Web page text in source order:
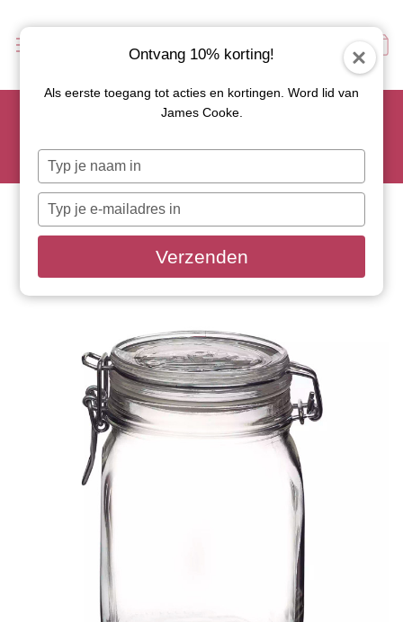
Scoor je favoriete tapasservies nu met 15% korting en
Let op: de actie geldt alleen op geselecteerde artikelen met
Ontvang 10% korting!
Als eerste toegang tot acties en kortingen. Word lid van
James Cooke.
Typ
je
naam
Typ
je
e-
in
Verzenden